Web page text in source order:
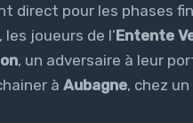
direct pour les phases
joueurs de l’Entente
, un adversaire à leur
à Aubagne, chez